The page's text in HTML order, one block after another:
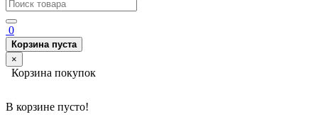
0
Корзина пуста
×
Корзина покупок
В корзине пусто!